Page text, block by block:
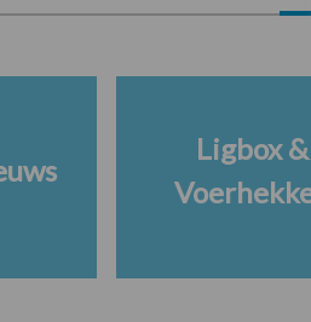
Ligbox &